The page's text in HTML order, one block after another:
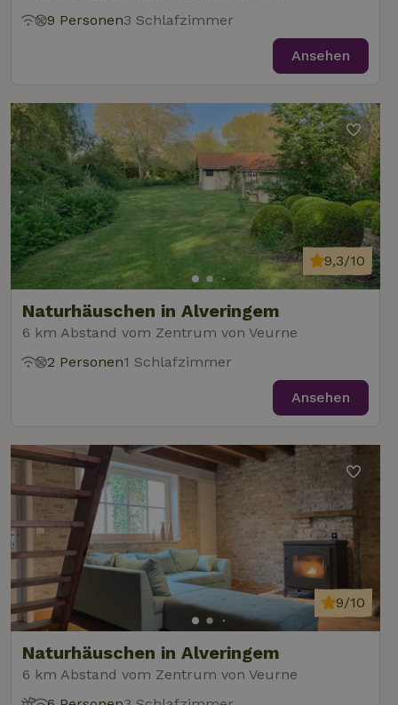
9 Personen3 Schlafzimmer
Ansehen
Naturhäuschen in Alveringem
6 km Abstand vom Zentrum von Veurne
9,3/10
2 Personen1 Schlafzimmer
Ansehen
Naturhäuschen in Alveringem
6 km Abstand vom Zentrum von Veurne
9/10